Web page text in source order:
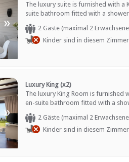
»
The luxury suite is furnished with a
suite bathroom fitted with a
room has a lounge and a
toaster and kettle. There is a
aircon, a TV with DStv and Wi-Fi.
2 Gäste (maximal 2
Kinder sind in diesem
»
Luxury King (x2)
The luxury King Room is furnished
en-suite bathroom fitted with a
The room a patio with a gas braai,
and tea / coffee making facilities.
2 Gäste (maximal 2
Kinder sind in diesem